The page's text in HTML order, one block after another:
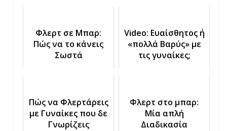
Φλερτ σε Μπαρ:
Πώς να το κάνεις
Σωστά
Video: Ευαίσθητος ή
«πολλά Βαρύς» με
τις γυναίκες;
Πώς να Φλερτάρεις
με Γυναίκες που δε
Γνωρίζεις
Φλερτ στο μπαρ:
Μία απλή
Διαδικασία